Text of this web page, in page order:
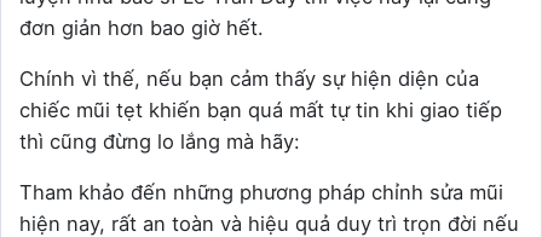
đơn giản hơn bao giờ hết.
Chính vì thế, nếu bạn cảm thấy sự hiện diện của
chiếc mũi tẹt khiến bạn quá mất tự tin khi giao tiếp
thì cũng đừng lo lắng mà hãy:
Tham khảo đến những phương pháp chỉnh sửa mũi
hiện nay, rất an toàn và hiệu quả duy trì trọn đời nếu